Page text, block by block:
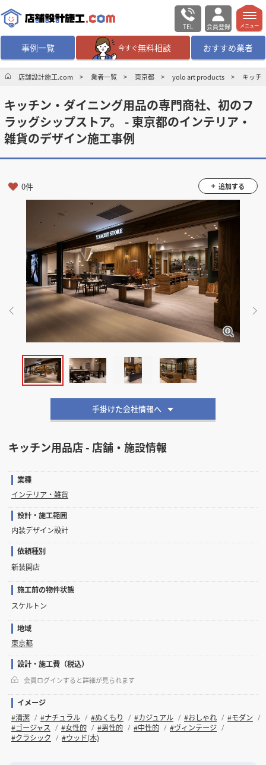
TEL 会員登録
事例一覧 今すぐ無料相談 おすすめ業者
無料相談 ログイン／会員登録
デザイン設計・施工業者を探す
店舗・商業施設の施工事例を探す
店舗設計施工.comとは
内装の費用相場シミュレーター
掲載希望のデザイン設計・施工会社様へ
店舗開業・改装を ご検討中の方へ
メニュー
店舗設計施工.com 業者一覧 東京都 yolo art products キッチ
キッチン・ダイニング用品の専門商社、初のフ
ラッグシップストア。 - 東京都のインテリア・
雑貨のデザイン施工事例
0件 追加する
手掛けた会社情報へ
キッチン用品店 - 店舗・施設情報
業種
インテリア・雑貨
設計・施工範囲
内装デザイン設計
依頼種別
新装開店
施工前の物件状態
スケルトン
地域
東京都
設計・施工費（税込）
会員ログインすると詳細が見られます
イメージ
#清潔
#ナチュラル #ぬくもり #カジュアル #おしゃれ
#モダン
#ゴージャス
#女性的 #男性的 #中性的
#ヴィンテージ
#クラシック
#ウッド(木)